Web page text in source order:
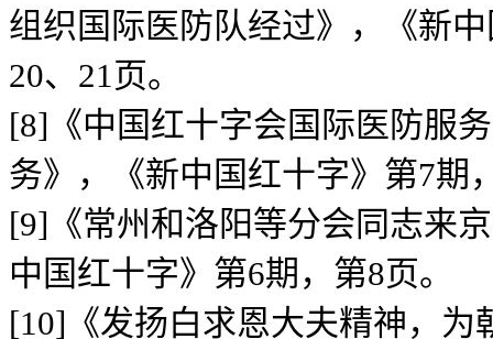
组织国际医防队经过》，《新
20、21页。
[8]《中国红十字会国际医防服
务》，《新中国红十字》第7期
[9]《常州和洛阳等分会同志来
中国红十字》第6期，第8页。
[10]《发扬白求恩大夫精神，